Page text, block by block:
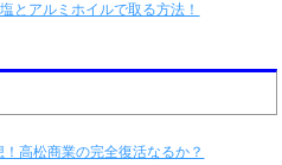
とアルミホイルで取る方法！
高松商業の完全復活なるか？